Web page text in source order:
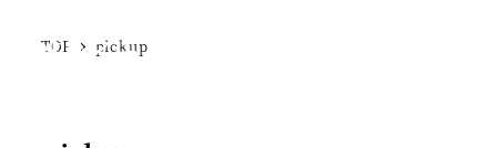
SFCジェラーレ
TOP pickup